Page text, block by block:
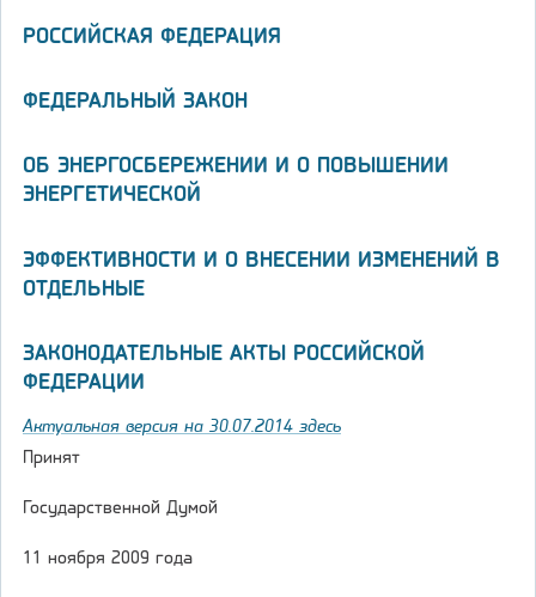
РОССИЙСКАЯ ФЕДЕРАЦИЯ
ФЕДЕРАЛЬНЫЙ ЗАКОН
ОБ ЭНЕРГОСБЕРЕЖЕНИИ И О ПОВЫШЕНИИ
ЭНЕРГЕТИЧЕСКОЙ
ЭФФЕКТИВНОСТИ И О ВНЕСЕНИИ ИЗМЕНЕНИЙ В
ОТДЕЛЬНЫЕ
ЗАКОНОДАТЕЛЬНЫЕ АКТЫ РОССИЙСКОЙ
ФЕДЕРАЦИИ
Актуальная версия на 30.07.2014 здесь
Принят
Государственной Думой
11 ноября 2009 года